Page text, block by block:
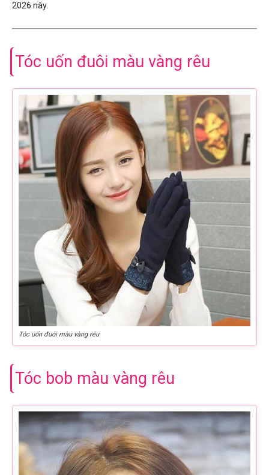
2026 này.
Tóc uốn đuôi màu vàng rêu
Tóc uốn đuôi màu vàng rêu
Tóc bob màu vàng rêu